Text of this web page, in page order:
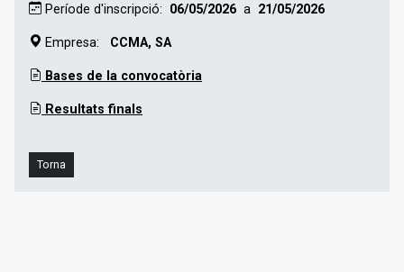
Període d'inscripció: 06/05/2026 a 21/05/2026
Empresa: CCMA, SA
Bases de la convocatòria
Resultats finals